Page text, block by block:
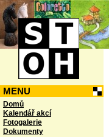
MENU
Domů
Kalendář akcí
Fotogalerie
Dokumenty